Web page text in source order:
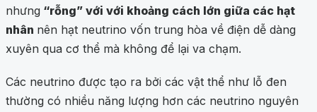
nhưng “rỗng” với với khoảng cách lớn giữa các hạt
nhân nên hạt neutrino vốn trung hòa về điện dễ dàng
xuyên qua cơ thể mà không để lại va chạm.
Các neutrino được tạo ra bởi các vật thể như lỗ đen
thường có nhiều năng lượng hơn các neutrino nguyên